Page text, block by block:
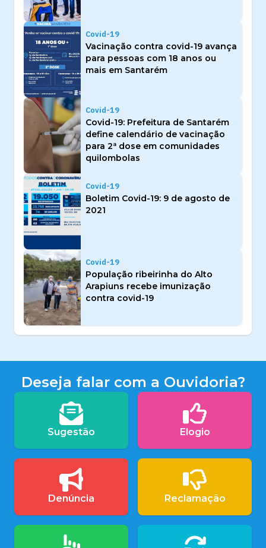
Covid-19
Vacinação contra covid-19 avança
para pessoas com 18 anos ou
mais em Santarém
Covid-19
Covid-19: Prefeitura de Santarém
define calendário de vacinação
para 2ª dose em comunidades
quilombolas
Covid-19
Boletim Covid-19: 9 de agosto de
2021
Covid-19
População ribeirinha do Alto
Arapiuns recebe imunização
contra covid-19
Deseja falar com a Ouvidoria?
Sugestão Elogio
Denúncia Reclamação